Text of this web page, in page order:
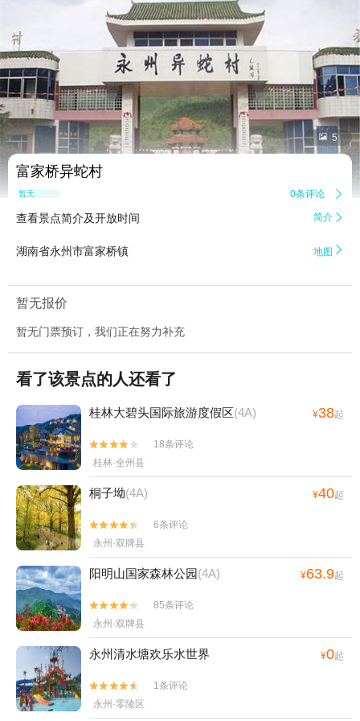
 5
富家桥异蛇村
暂无点评 0条评论 
查看景点简介及开放时间 简介 
湖南省永州市富家桥镇 地图 
暂无报价
暂无门票预订，我们正在努力补充
看了该景点的人还看了
桂林大碧头国际旅游度假区(4A) ¥38起


18条评论
桂林·全州县
桐子坳(4A) ¥40起


6条评论
永州·双牌县
阳明山国家森林公园(4A) ¥63.9起


85条评论
永州·双牌县
永州清水塘欢乐水世界 ¥0起


1条评论
永州·零陵区